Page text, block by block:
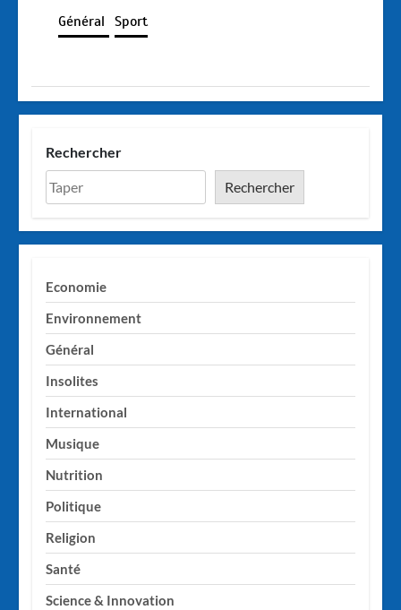
Général Sport
Rechercher
Rechercher
Economie
Environnement
Général
Insolites
International
Musique
Nutrition
Politique
Religion
Santé
Science & Innovation